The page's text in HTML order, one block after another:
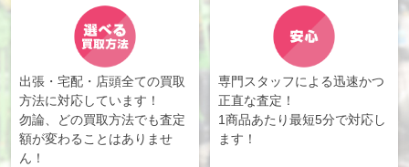
出張・宅配・店頭全ての買取
方法に対応しています！
勿論、どの買取方法でも査定
額が変わることはありませ
ん！
専門スタッフによる迅速かつ
正直な査定！
1商品あたり最短5分で対応し
ます！